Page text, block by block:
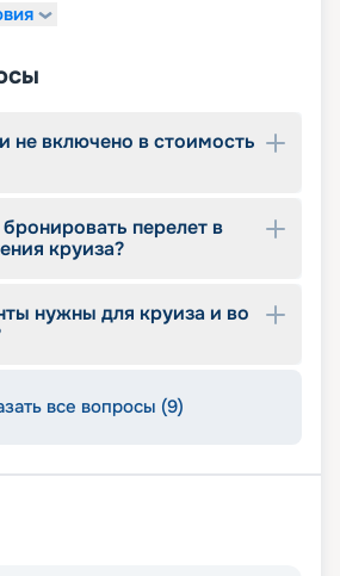
не включено в стоимость
перелет в
круиза?
нужны для круиза и во
все вопросы (9)